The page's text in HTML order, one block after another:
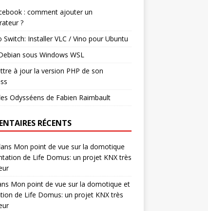
: comment ajouter un
?
Switch: Installer VLC / Vino pour Ubuntu
sous Windows WSL
à jour la version PHP de son
Odysséens de Fabien Raimbault
RÉCENTS
Mon point de vue sur la domotique
de Life Domus: un projet KNX très
Mon point de vue sur la domotique et
de Life Domus: un projet KNX très